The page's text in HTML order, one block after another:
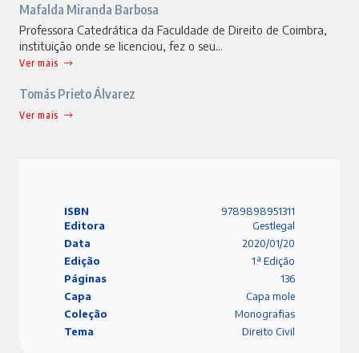
Mafalda Miranda Barbosa
Professora Catedrática da Faculdade de Direito de Coimbra,
instituição onde se licenciou, fez o seu…
Ver mais
Tomás Prieto Álvarez
Ver mais
ISBN
9789898951311
Editora
Gestlegal
Data
2020/01/20
Edição
1.ª Edição
Páginas
136
Capa
Capa mole
Coleção
Monografias
Tema
Direito Civil